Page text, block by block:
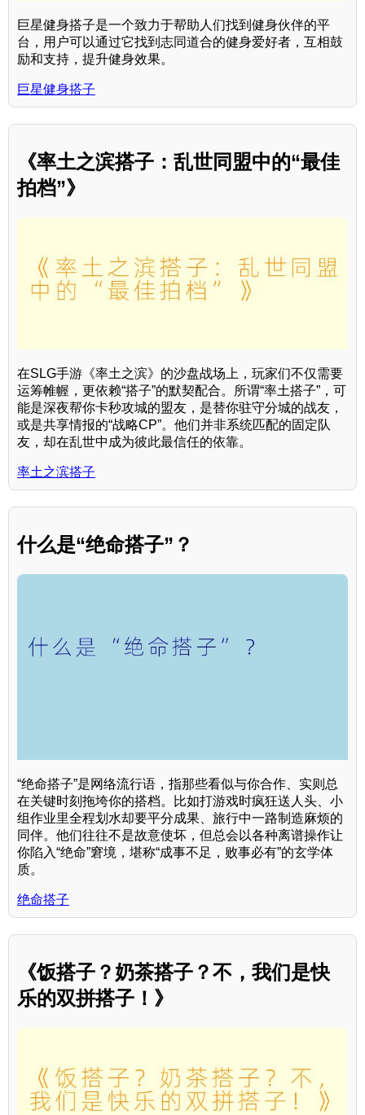
巨星健身搭子是一个致力于帮助人们找到健身伙伴的平
台，用户可以通过它找到志同道合的健身爱好者，互相鼓
励和支持，提升健身效果。
巨星健身搭子
《率土之滨搭子：乱世同盟中的“最佳
拍档”》
在SLG手游《率土之滨》的沙盘战场上，玩家们不仅需要
运筹帷幄，更依赖“搭子”的默契配合。所谓“率土搭子”，可
能是深夜帮你卡秒攻城的盟友，是替你驻守分城的战友，
或是共享情报的“战略CP”。他们并非系统匹配的固定队
友，却在乱世中成为彼此最信任的依靠。
率土之滨搭子
什么是“绝命搭子”？
“绝命搭子”是网络流行语，指那些看似与你合作、实则总
在关键时刻拖垮你的搭档。比如打游戏时疯狂送人头、小
组作业里全程划水却要平分成果、旅行中一路制造麻烦的
同伴。他们往往不是故意使坏，但总会以各种离谱操作让
你陷入“绝命”窘境，堪称“成事不足，败事必有”的玄学体
质。
绝命搭子
《饭搭子？奶茶搭子？不，我们是快
乐的双拼搭子！》